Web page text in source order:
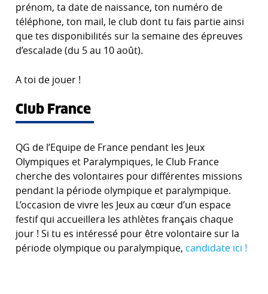
prénom, ta date de naissance, ton numéro de
téléphone, ton mail, le club dont tu fais partie ainsi
que tes disponibilités sur la semaine des épreuves
d’escalade (du 5 au 10 août).
A toi de jouer !
Club France
QG de l’Equipe de France pendant les Jeux
Olympiques et Paralympiques, le Club France
cherche des volontaires pour différentes missions
pendant la période olympique et paralympique.
L’occasion de vivre les Jeux au cœur d’un espace
festif qui accueillera les athlètes français chaque
jour ! Si tu es intéressé pour être volontaire sur la
période olympique ou paralympique, candidate ici !